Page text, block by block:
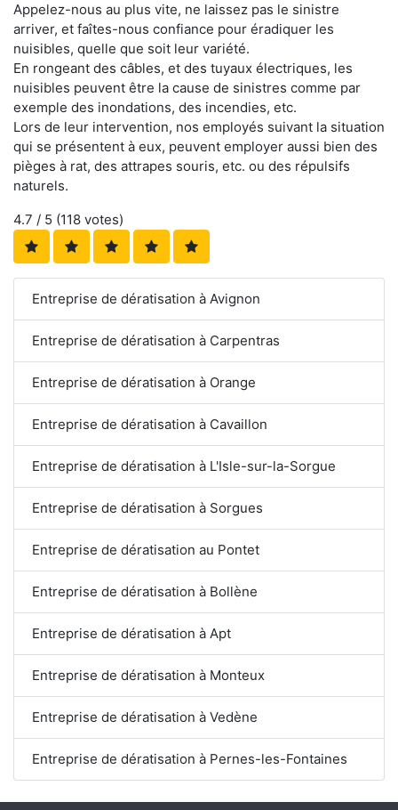
Appelez-nous au plus vite, ne laissez pas le sinistre
arriver, et faîtes-nous confiance pour éradiquer les
nuisibles, quelle que soit leur variété.
En rongeant des câbles, et des tuyaux électriques, les
nuisibles peuvent être la cause de sinistres comme par
exemple des inondations, des incendies, etc.
Lors de leur intervention, nos employés suivant la situation
qui se présentent à eux, peuvent employer aussi bien des
pièges à rat, des attrapes souris, etc. ou des répulsifs
naturels.
4.7 / 5 (118 votes)
Entreprise de dératisation à Avignon
Entreprise de dératisation à Carpentras
Entreprise de dératisation à Orange
Entreprise de dératisation à Cavaillon
Entreprise de dératisation à L'Isle-sur-la-Sorgue
Entreprise de dératisation à Sorgues
Entreprise de dératisation au Pontet
Entreprise de dératisation à Bollène
Entreprise de dératisation à Apt
Entreprise de dératisation à Monteux
Entreprise de dératisation à Vedène
Entreprise de dératisation à Pernes-les-Fontaines